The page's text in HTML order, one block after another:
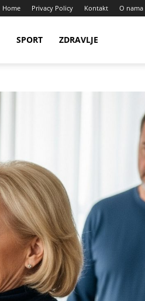
Home Privacy Policy Kontakt O nama
SPORT ZDRAVLJE